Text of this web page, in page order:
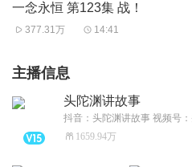
一念永恒 第123集 战！
377.31万 14:41
主播信息
头陀渊讲故事
1659.94万